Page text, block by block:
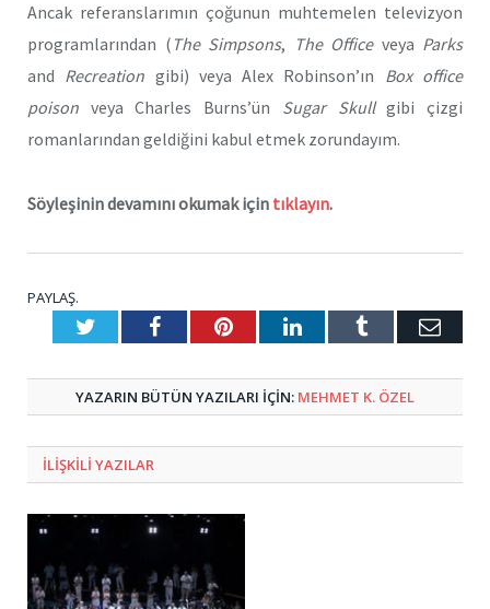
Ancak referanslarımın çoğunun muhtemelen televizyon
programlarından ( The Simpsons, The Officeveya Parks
and Recreation gibi) veya Alex Robinson’ın Box office
poison veya Charles Burns’ün Sugar Skullgibi çizgi
romanlarından geldiğini kabul etmek zorundayım.
Söyleşinin devamını okumak için tıklayın.
PAYLAŞ.
TwitterFacebookPinterestLinkedInTumblr E-
YAZARIN BÜTÜN YAZILARI IÇIN: MEHMET K. ÖZEL
ILIŞKILI YAZILAR